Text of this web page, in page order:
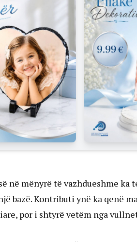
në mënyrë të vazhdueshme
bazë. Kontributi ynë ka qenë
por i shtyrë vetëm nga